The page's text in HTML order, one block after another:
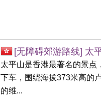
[无障碍郊游路线] 太
太平山是香港最著名的景点
下车，围绕海拔373米高的
的维...